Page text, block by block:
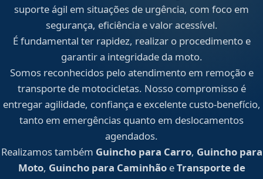
suporte ágil em situações de urgência, com foco em
segurança, eficiência e valor acessível.
É fundamental ter rapidez, realizar o procedimento e
garantir a integridade da moto.
Somos reconhecidos pelo atendimento em remoção e
transporte de motocicletas. Nosso compromisso é
entregar agilidade, confiança e excelente custo-benefício,
tanto em emergências quanto em deslocamentos
agendados.
Realizamos também Guincho para Carro, Guincho para
Moto, Guincho para CaminhãoeTransporte de